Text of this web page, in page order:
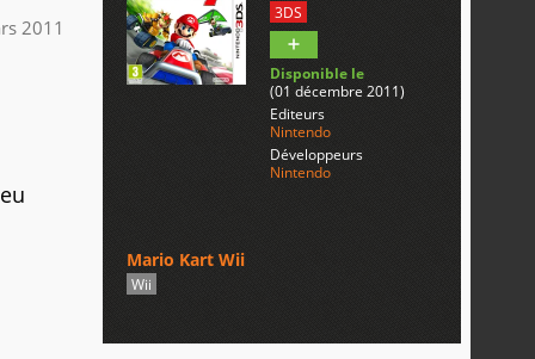
2011
3DS
Disponible le
(01 décembre 2011)
Editeurs
Nintendo
Développeurs
Nintendo
Mario Kart Wii
Wii